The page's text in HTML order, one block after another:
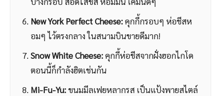
New York Perfect Cheese:คุกกี้กรอบๆ ห่อชีสห
อมๆ ไว้ตรงกลาง ในสนามบินขายดีมาก!
Snow WhiteCheese:คุกกี้ห่อชีสจากฝั่งฮอกไกโด
ตอนนี้ก็กำลังฮิตเช่นกัน
Mi-Fu-Yu:ขนมมีลเฟยหลากรส เป็นแป้งพายสไตล์